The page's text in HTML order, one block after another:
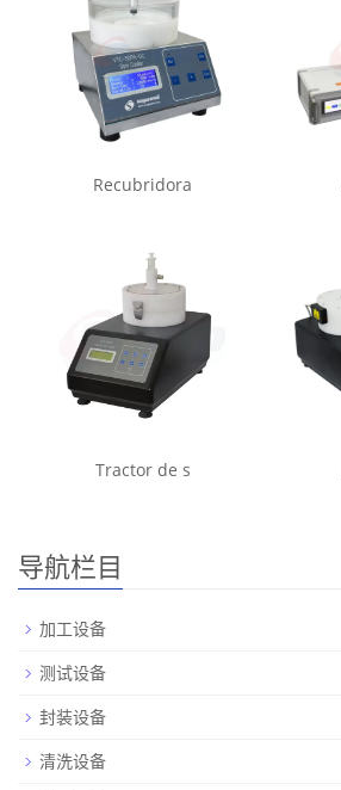
Recubridora
Tractor de s
导航栏目
加工设备
测试设备
封装设备
清洗设备